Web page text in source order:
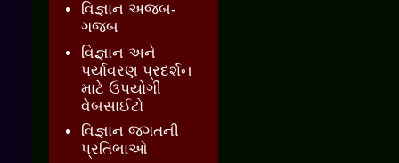
વિજ્ઞાન અજબ-
ગજબ
વિજ્ઞાન અને
પર્યાવરણ પ્રદર્શન
માટે ઉપયોગી
વેબસાઈટો
વિજ્ઞાન જગતની
પ્રતિભાઓ